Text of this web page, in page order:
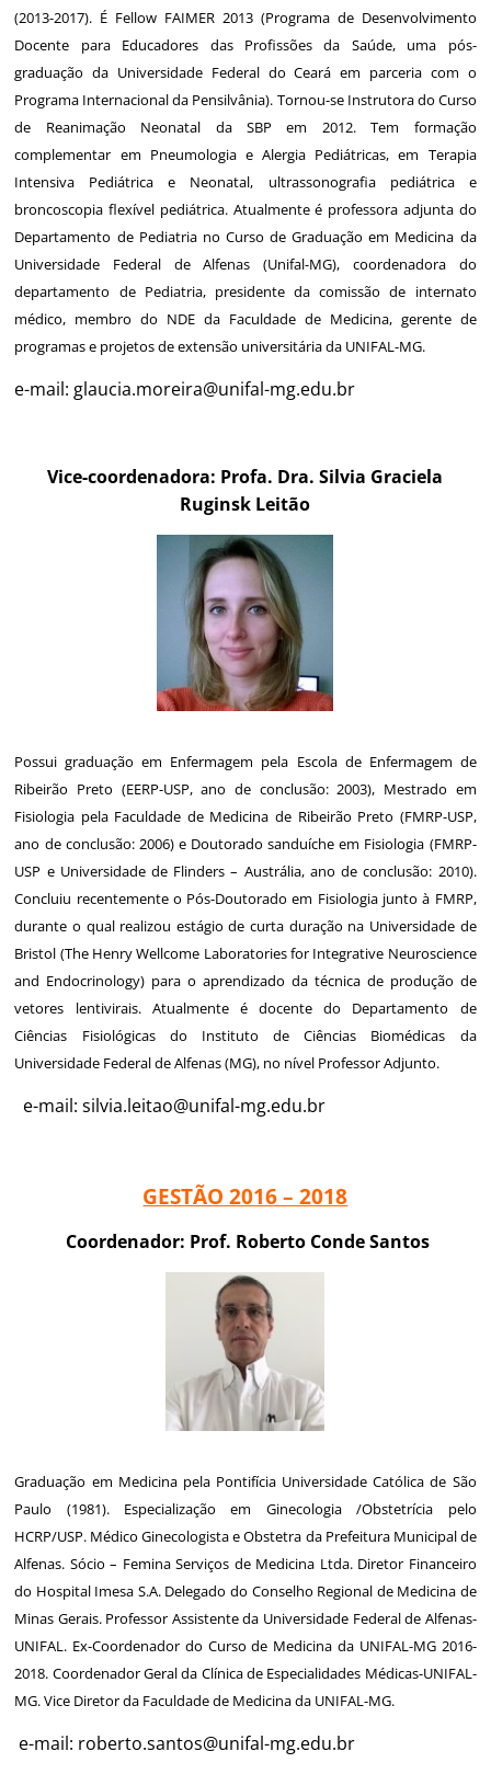
(2013-2017). É Fellow FAIMER 2013 (Programa de Desenvolvimento
Docente para Educadores das Profissões da Saúde, uma pós-
graduação da Universidade Federal do Ceará em parceria com o
Programa Internacional da Pensilvânia). Tornou-se Instrutora do Curso
de Reanimação Neonatal da SBP em 2012. Tem formação
complementar em Pneumologia e Alergia Pediátricas, em Terapia
Intensiva Pediátrica e Neonatal, ultrassonografia pediátrica e
broncoscopia flexível pediátrica. Atualmente é professora adjunta do
Departamento de Pediatria no Curso de Graduação em Medicina da
Universidade Federal de Alfenas (Unifal-MG), coordenadora do
departamento de Pediatria, presidente da comissão de internato
médico, membro do NDE da Faculdade de Medicina, gerente de
programas e projetos de extensão universitária da UNIFAL-MG.
e-mail:glaucia.moreira@unifal-mg.edu.br
Vice-coordenadora: Profa. Dra. Silvia Graciela
Ruginsk Leitão
Possui graduação em Enfermagem pela Escola de Enfermagem de
Ribeirão Preto (EERP-USP, ano de conclusão: 2003), Mestrado em
Fisiologia pela Faculdade de Medicina de Ribeirão Preto (FMRP-USP,
ano de conclusão: 2006) e Doutorado sanduíche em Fisiologia (FMRP-
USP e Universidade de Flinders – Austrália, ano de conclusão: 2010).
Concluiu recentemente o Pós-Doutorado em Fisiologia junto à FMRP,
durante o qual realizou estágio de curta duração na Universidade de
Bristol (The Henry Wellcome Laboratories for Integrative Neuroscience
and Endocrinology) para o aprendizado da técnica de produção de
vetores lentivirais. Atualmente é docente do Departamento de
Ciências Fisiológicas do Instituto de Ciências Biomédicas da
Universidade Federal de Alfenas (MG), no nível Professor Adjunto.
e-mail:silvia.leitao@unifal-mg.edu.br
GESTÃO 2016 – 2018
Coordenador: Prof. Roberto Conde Santos
Graduação em Medicina pela Pontifícia Universidade Católica de São
Paulo (1981). Especialização em Ginecologia /Obstetrícia pelo
HCRP/USP. Médico Ginecologista e Obstetra da Prefeitura Municipal de
Alfenas. Sócio – Femina Serviços de Medicina Ltda. Diretor Financeiro
do Hospital Imesa S.A. Delegado do Conselho Regional de Medicina de
Minas Gerais. Professor Assistente da Universidade Federal de Alfenas-
UNIFAL. Ex-Coordenador do Curso de Medicina da UNIFAL-MG 2016-
2018. Coordenador Geral da Clínica de Especialidades Médicas-UNIFAL-
MG. Vice Diretor da Faculdade de Medicina da UNIFAL-MG.
e-mail: roberto.santos@unifal-mg.edu.br